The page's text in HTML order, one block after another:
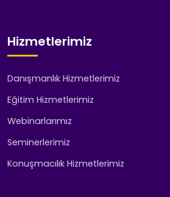
Hizmetlerimiz
Danışmanlık Hizmetlerimiz
Eğitim Hizmetlerimiz
Webinarlarımız
Seminerlerimiz
Konuşmacılık Hizmetlerimiz